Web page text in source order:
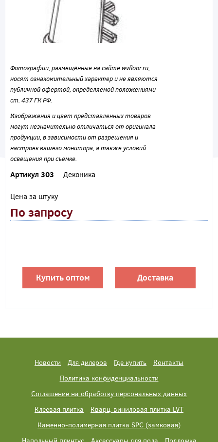
Фотографии, размещённые на сайте wvfloor.ru,
носят ознакомительный характер и не являются
публичной офертой, определяемой положениями
ст. 437 ГК РФ.
Изображения и цвет представленных товаров
могут незначительно отличаться от оригинала
продукции, в зависимости от разрешения и
настроек вашего монитора, а также условий
освещения при съемке.
Артикул 303 Деконика
Цена за штуку
По запросу
Купить оптом Доставка
Новости Для дилеров Где купить
Контакты
Политика конфиденциальности
Соглашение на обработку персональных данных
Клеевая плитка
Кварц-виниловая плитка LVT
Каменно-полимерная плитка SPC (замковая)